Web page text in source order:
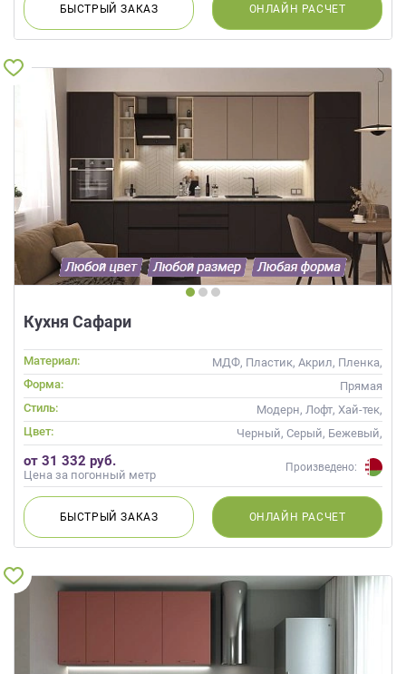
БЫСТРЫЙЗАКАЗ ОНЛАЙН РАСЧЕТ
Кухня Сафари
Материал:
МДФ, Пластик, Акрил, Пленка,
Alvic / УФ лак, Матовые, Эмаль
Форма:
Прямая
Стиль:
Модерн, Лофт, Хай-тек,
Современные
Цвет:
Черный, Серый, Бежевый,
Слоновая кость, Кремовый,
Коричневый, Капучино
от 31 332 руб.
Цена за погонный метр
Произведено:
БЫСТРЫЙЗАКАЗ ОНЛАЙН РАСЧЕТ